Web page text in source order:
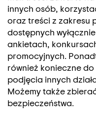
innych osób,
oraz treści z zakresu
dostępnych
ankietach,
promocyjnych.
również konieczne
podjęcia innych
Możemy także
bezpieczeństwa.